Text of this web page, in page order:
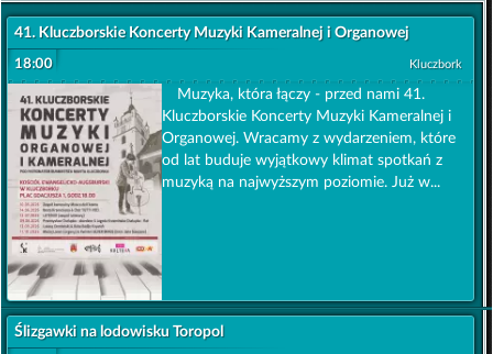
18:00
41. Kluczborskie Koncerty Muzyki Kameralnej i Organowej
Kluczbork
Muzyka, która łączy - przed nami 41.
Kluczborskie Koncerty Muzyki Kameralnej i
Organowej. Wracamy z wydarzeniem, które
od lat buduje wyjątkowy klimat spotkań z
muzyką na najwyższym poziomie. Już w...
Ślizgawki na lodowisku Toropol